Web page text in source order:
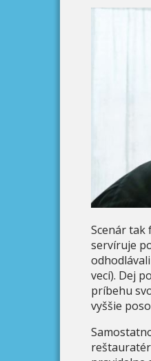
Scenár tak
servíruje
vecí). Dej
príbehu
vyššie